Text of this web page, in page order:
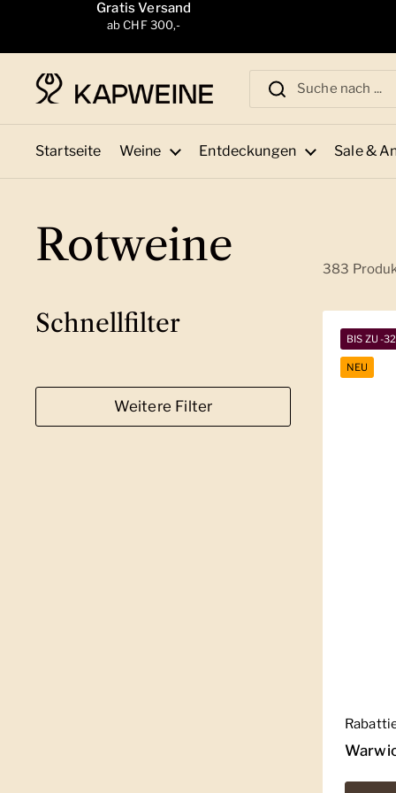
Zum Inhalt springenGratis Versand
ab CHF 300,-
Startseite Weine Entdeckungen Sale &
Rotweine
Schnellfilter
Weitere Filter
383
BIS ZU -
NEU